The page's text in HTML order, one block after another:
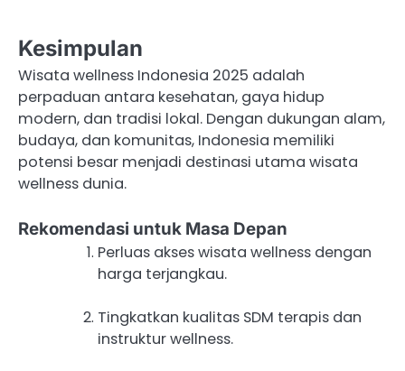
Kesimpulan
Wisata wellness Indonesia 2025 adalah
perpaduan antara kesehatan, gaya hidup
modern, dan tradisi lokal. Dengan dukungan alam,
budaya, dan komunitas, Indonesia memiliki
potensi besar menjadi destinasi utama wisata
wellness dunia.
Rekomendasi untuk Masa Depan
Perluas akses wisata wellness dengan
harga terjangkau.
Tingkatkan kualitas SDM terapis dan
instruktur wellness.